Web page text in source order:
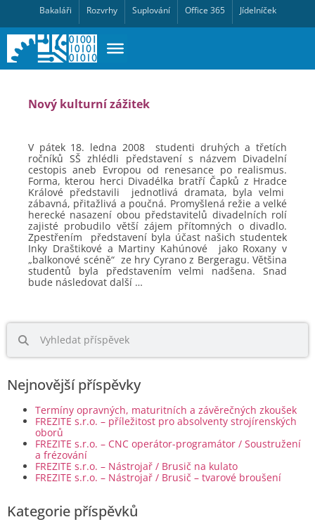
Bakaláři Rozvrhy Suplování Office 365 Jídelníček
Nejnovější příspěvky
Termíny opravných, maturitních a závěrečných zkoušek
FREZITE s.r.o. – příležitost pro absolventy strojírenských
oborů
FREZITE s.r.o. – CNC operátor-programátor / Soustružení
a frézování
FREZITE s.r.o. – Nástrojař / Brusič na kulato
FREZITE s.r.o. – Nástrojař / Brusič – tvarové broušení
Kategorie příspěvků
Nový kulturní zážitek
V pátek 18. ledna 2008
studenti druhých a třetích
ročníků SŠ zhlédli představení s názvem Divadelní
cestopis aneb Evropou od renesance po realismus.
Forma, kterou herci Divadélka bratří Čapků z Hradce
Králové představili
jednotlivá dramata, byla velmi
zábavná, přitažlivá a poučná. Promyšlená režie a velké
herecké nasazení obou představitelů divadelních rolí
zajisté probudilo větší zájem přítomných o divadlo.
Zpestřením
představení byla účast našich studentek
Inky Draštikové a Martiny Kahúnové
jako Roxany v
„balkonové scéně“ ze hry Cyrano z Bergeragu. Většina
studentů byla představením velmi nadšena. Snad
bude následovat další …